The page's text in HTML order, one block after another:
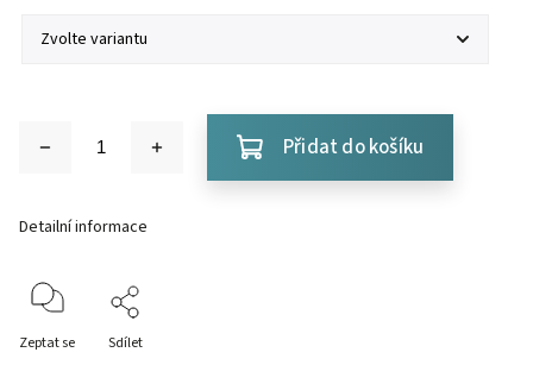
Přidat do košíku
Detailní informace
Zeptat se Sdílet